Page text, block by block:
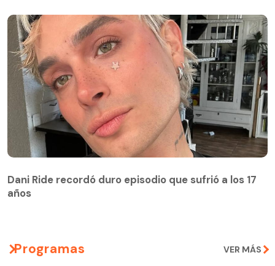
Dani Ride recordó duro episodio que sufrió a los 17
años
Programas VER MÁS